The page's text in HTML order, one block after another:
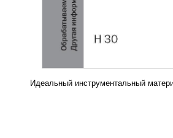
Идеальный инструментальный